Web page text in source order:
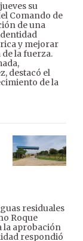
su
Comando de
de una
y mejorar
la fuerza.
destacó el
de la
residuales
Roque
la aprobación
respondió